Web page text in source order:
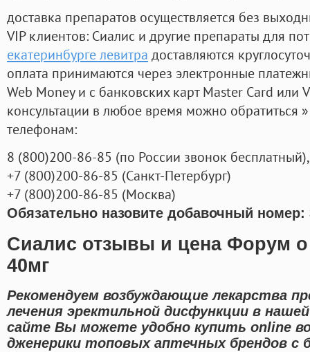
доставка препаратов осуществляется без
VIP клиентов: Сиалис и другие препараты для
екатеринбурге левитра доставляются
оплата принимаются через электронные
Web Money и с банковских карт Master Card или
консультации в любое время можно обратиться
телефонам:
8 (800)200-86-85 (по России звонок бесплатный),
+7 (800)200-86-85 (Санкт-Петербург)
+7 (800)200-86-85 (Москва)
Обязательно назовите добавочный номер:
Сиалис отзывы и цена Форум о
40мг
Рекомендуем возбуждающие лекарства
лечения эректильной дисфункции в
сайте Вы можете удобно купить online
дженерики топовых аптечных брендов с